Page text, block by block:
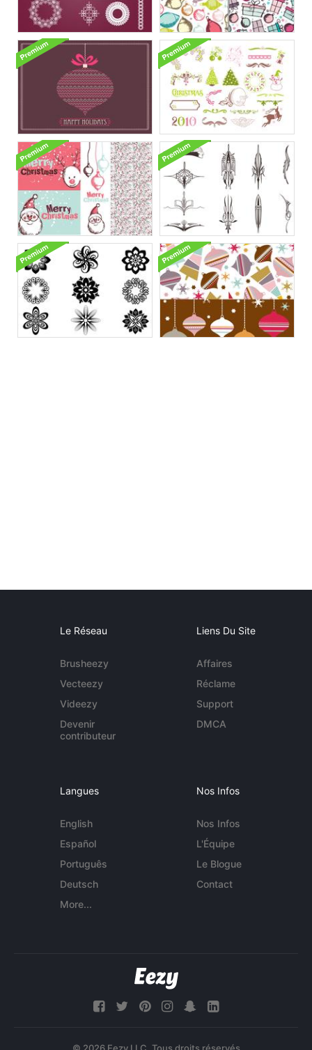
Le Réseau
Brusheezy
Vecteezy
Videezy
Devenir
contributeur
Liens Du Site
Affaires
Réclame
Support
DMCA
Langues
English
Español
Português
Deutsch
More...
Nos Infos
Nos Infos
L'Équipe
Le Blogue
Contact